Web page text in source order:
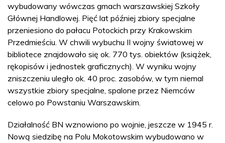
wybudowany wówczas gmach warszawskiej Szkoły
Głównej Handlowej. Pięć lat później zbiory specjalne
przeniesiono do pałacu Potockich przy Krakowskim
Przedmieściu. W chwili wybuchu II wojny światowej w
bibliotece znajdowało się ok. 770 tys. obiektów (książek,
rękopisów i jednostek graficznych). W wyniku wojny
zniszczeniu uległo ok. 40 proc. zasobów, w tym niemal
wszystkie zbiory specjalne, spalone przez Niemców
celowo po Powstaniu Warszawskim.
Działalność BN wznowiono po wojnie, jeszcze w 1945 r.
Nową siedzibę na Polu Mokotowskim wybudowano w